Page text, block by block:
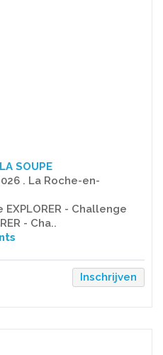
SOUPE
. La Roche-en-
EXPLORER - Challenge
- Cha..
Inschrijven